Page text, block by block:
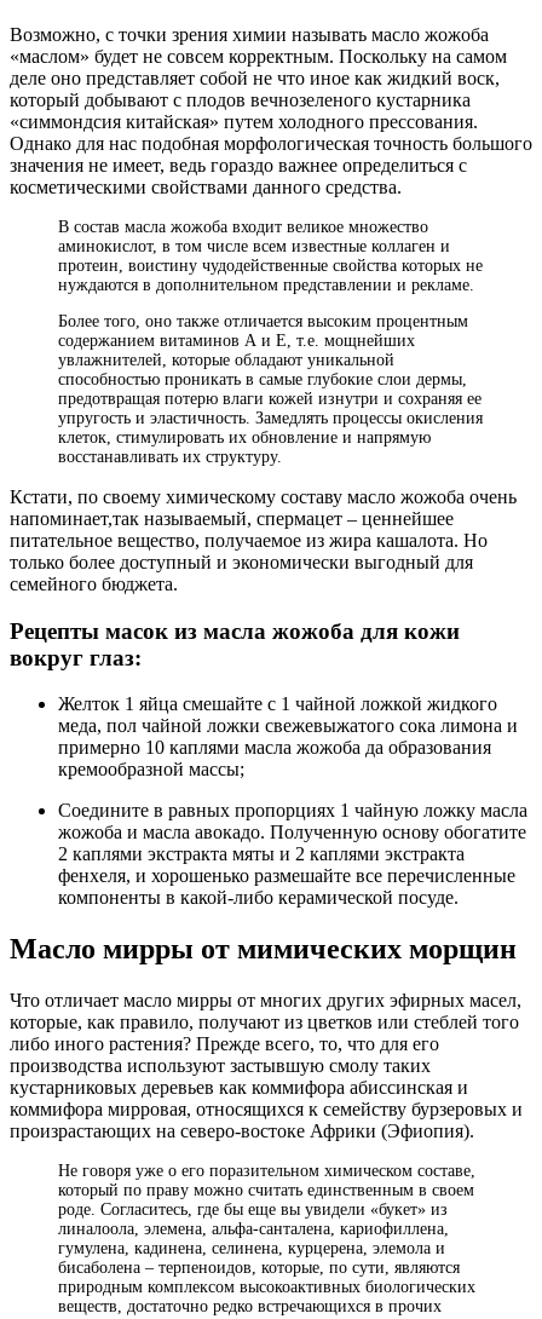
Возможно, с точки зрения химии называть масло жожоба
«маслом» будет не совсем корректным. Поскольку на самом
деле оно представляет собой не что иное как жидкий воск,
который добывают с плодов вечнозеленого кустарника
«симмондсия китайская» путем холодного прессования.
Однако для нас подобная морфологическая точность большого
значения не имеет, ведь гораздо важнее определиться с
косметическими свойствами данного средства.
В состав масла жожоба входит великое множество
аминокислот, в том числе всем известные коллаген и
протеин, воистину чудодейственные свойства которых не
нуждаются в дополнительном представлении и рекламе.
Более того, оно также отличается высоким процентным
содержанием витаминов А и Е, т.е. мощнейших
увлажнителей, которые обладают уникальной
способностью проникать в самые глубокие слои дермы,
предотвращая потерю влаги кожей изнутри и сохраняя ее
упругость и эластичность. Замедлять процессы окисления
клеток, стимулировать их обновление и напрямую
восстанавливать их структуру.
Кстати, по своему химическому составу масло жожоба очень
напоминает,так называемый, спермацет – ценнейшее
питательное вещество, получаемое из жира кашалота. Но
только более доступный и экономически выгодный для
семейного бюджета.
Рецепты масок из масла жожоба для кожи
вокруг глаз:
Желток 1 яйца смешайте с 1 чайной ложкой жидкого
меда, пол чайной ложки свежевыжатого сока лимона и
примерно 10 каплями масла жожоба да образования
кремообразной массы;
Соедините в равных пропорциях 1 чайную ложку масла
жожоба и масла авокадо. Полученную основу обогатите
2 каплями экстракта мяты и 2 каплями экстракта
фенхеля, и хорошенько размешайте все перечисленные
компоненты в какой-либо керамической посуде.
Масло мирры от мимических морщин
Что отличает масло мирры от многих других эфирных масел,
которые, как правило, получают из цветков или стеблей того
либо иного растения? Прежде всего, то, что для его
производства используют застывшую смолу таких
кустарниковых деревьев как коммифора абиссинская и
коммифора мирровая, относящихся к семейству бурзеровых и
произрастающих на северо-востоке Африки (Эфиопия).
Не говоря уже о его поразительном химическом составе,
который по праву можно считать единственным в своем
роде. Согласитесь, где бы еще вы увидели «букет» из
линалоола, элемена, альфа-санталена, кариофиллена,
гумулена, кадинена, селинена, курцерена, элемола и
бисаболена – терпеноидов, которые, по сути, являются
природным комплексом высокоактивных биологических
веществ, достаточно редко встречающихся в прочих